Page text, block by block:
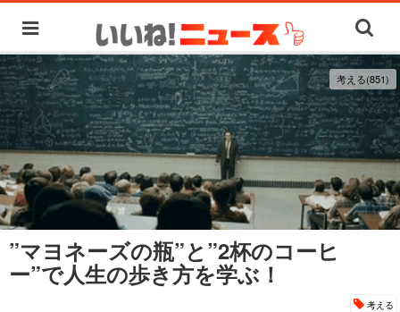
考える(851)
”マヨネーズの瓶”と”2杯のコーヒ
ー”で人生の歩き方を学ぶ！
考える